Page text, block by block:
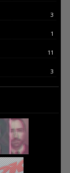
3
1
11
3